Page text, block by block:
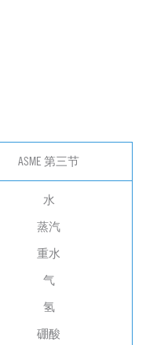
ASME 第三节
水
蒸汽
重水
气
氢
硼酸